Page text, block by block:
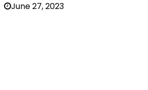
June 27, 2023